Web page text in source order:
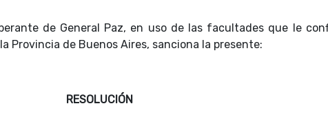
de General Paz, en uso de las facultades que le
Provincia de Buenos Aires, sanciona la presente:
RESOLUCIÓN